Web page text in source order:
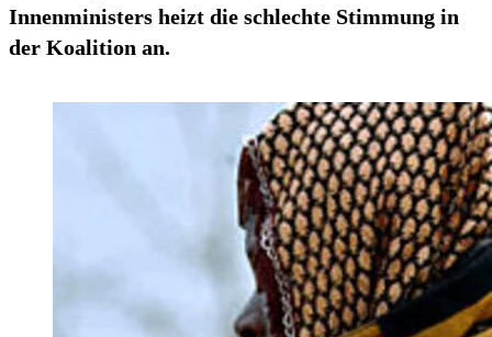
Innenministers heizt die schlechte Stimmung in
der Koalition an.